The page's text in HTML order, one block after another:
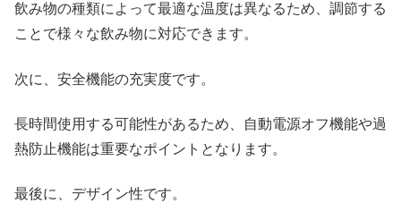
飲み物の種類によって最適な温度は異なるため、調節する
ことで様々な飲み物に対応できます。
次に、安全機能の充実度です。
長時間使用する可能性があるため、自動電源オフ機能や過
熱防止機能は重要なポイントとなります。
最後に、デザイン性です。